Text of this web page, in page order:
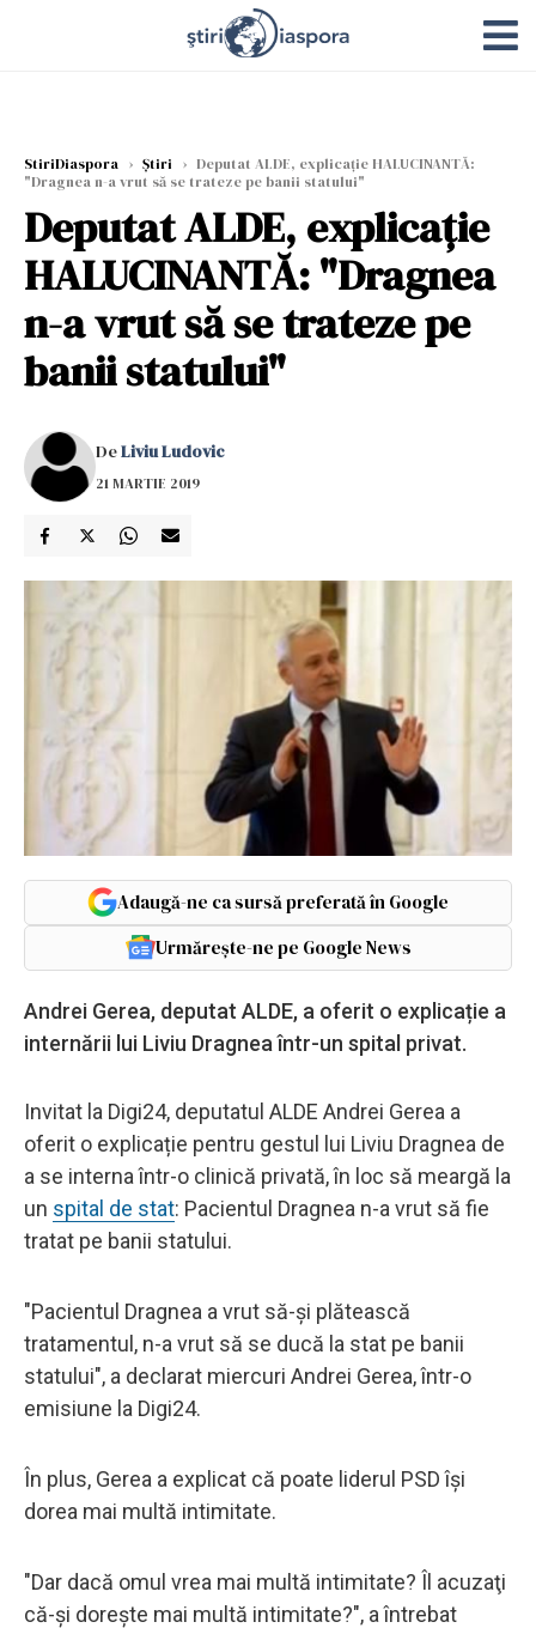
StiriDiaspora › Știri › Deputat ALDE, explicație HALUCINANTĂ:
"Dragnea n-a vrut să se trateze pe banii statului"
Deputat ALDE, explicație
HALUCINANTĂ: "Dragnea
n-a vrut să se trateze pe
banii statului"
DeLiviu Ludovic
21 MARTIE 2019
Adaugă-ne ca sursă preferată în Google
Urmărește-ne pe Google News
Andrei Gerea, deputat ALDE, a oferit o explicație a
internării lui Liviu Dragnea într-un spital privat.
Invitat la Digi24, deputatul ALDE Andrei Gerea a
oferit o explicație pentru gestul lui Liviu Dragnea de
a se interna într-o clinică privată, în loc să meargă la
un spital de stat: Pacientul Dragnea n-a vrut să fie
tratat pe banii statului.
"Pacientul Dragnea a vrut să-şi plătească
tratamentul, n-a vrut să se ducă la stat pe banii
statului", a declarat miercuri Andrei Gerea, într-o
emisiune la Digi24.
În plus, Gerea a explicat că poate liderul PSD îşi
dorea mai multă intimitate.
"Dar dacă omul vrea mai multă intimitate? Îl acuzaţi
că-şi doreşte mai multă intimitate?", a întrebat